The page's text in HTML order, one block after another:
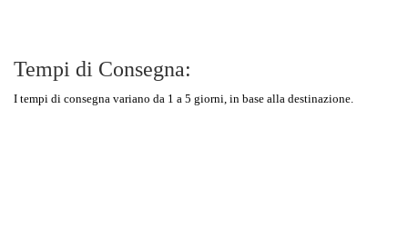
Tempi di Consegna:
I tempi di consegna variano da 1 a 5 giorni, in base alla destinazione.